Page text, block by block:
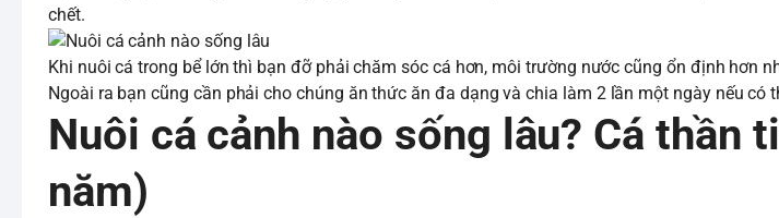
chết.
Khi nuôi cá trong bể lớn thì bạn đỡ phải chăm sóc cá hơn, môi trường nước cũng ổn định hơn
Ngoài ra bạn cũng cần phải cho chúng ăn thức ăn đa dạng và chia làm 2 lần một ngày nếu có
Nuôi cá cảnh nào sống lâu? Cá thần
năm)